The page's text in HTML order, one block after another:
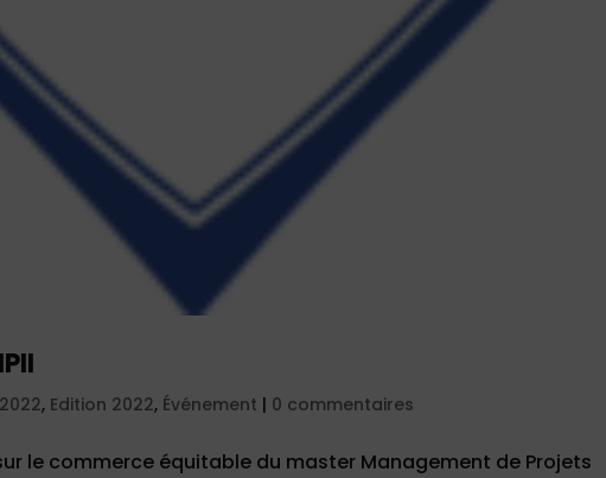
, Edition 2022, Événement | 0 commentaires
le commerce équitable du master Management de Projets